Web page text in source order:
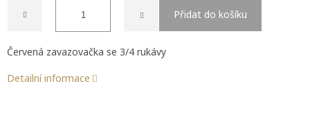
Přidat do košíku
Červená zavazovačka se 3/4 rukávy
Detailní informace